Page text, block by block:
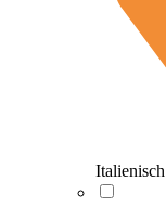
Italienisch